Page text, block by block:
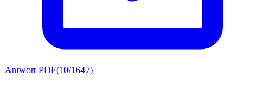
Antwort PDF(10/1647)